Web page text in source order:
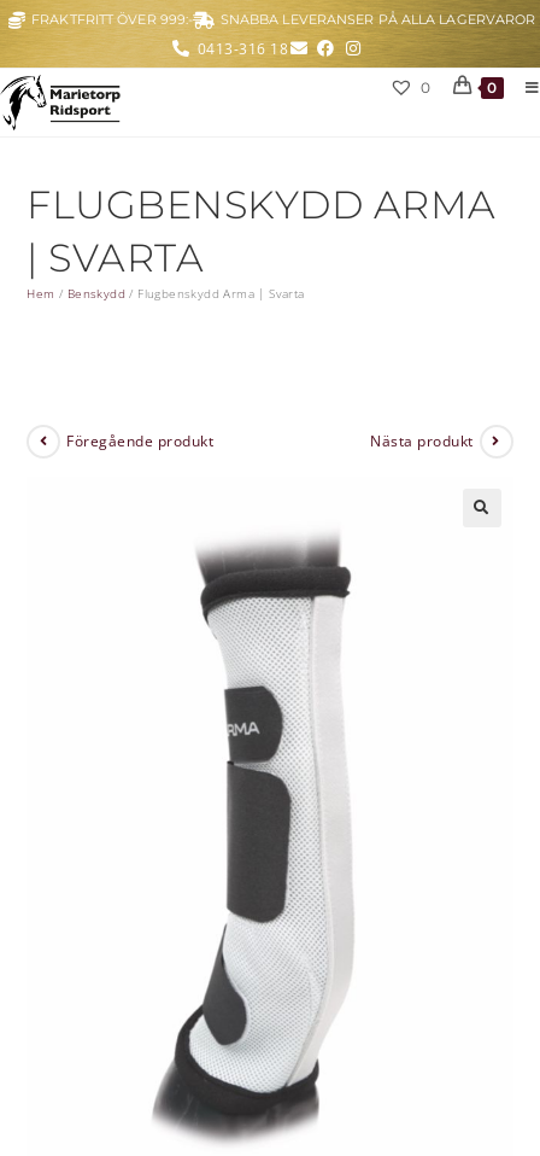
FRAKTFRITT ÖVER 999:- SNABBA LEVERANSER PÅ ALLA LAGERVAROR
0413-316 18
0 0
FLUGBENSKYDD ARMA
| SVARTA
Hem / Benskydd / Flugbenskydd Arma | Svarta
Föregående produkt Nästa produkt